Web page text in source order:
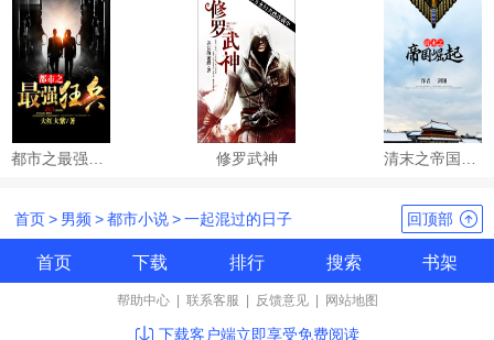
都市之最强狂兵 修罗武神 清末之帝国崛起
首页> 男频>都市小说>一起混过的日子 回顶部
首页 下载 排行 搜索 书架
帮助中心 联系客服 反馈意见 网站地图
下载客户端立即享受免费阅读